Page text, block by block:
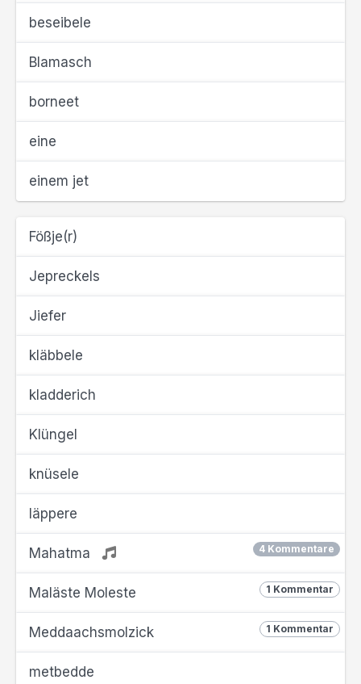
beseibele
Blamasch
borneet
eine
einem jet
Fößje(r)
Jepreckels
Jiefer
kläbbele
kladderich
Klüngel
knüsele
läppere
4 Kommentare
Mahatma
1 Kommentar
Maläste Moleste
1 Kommentar
Meddaachsmolzick
metbedde